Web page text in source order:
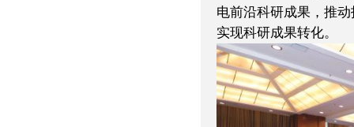
电前沿科研成果，推
实现科研成果转化。